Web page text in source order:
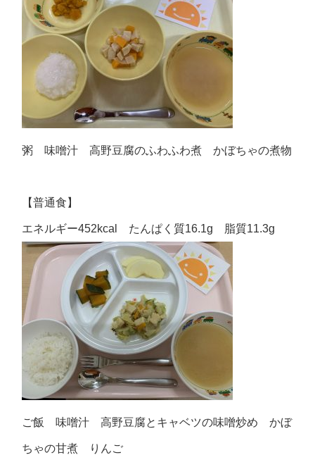
粥 味噌汁 高野豆腐のふわふわ煮 かぼちゃの煮物
【普通食】
エネルギー452kcal たんぱく質16.1g 脂質11.3g
ご飯 味噌汁 高野豆腐とキャベツの味噌炒め かぼ
ちゃの甘煮 りんご